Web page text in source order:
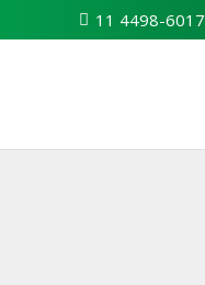
11 4498-6017